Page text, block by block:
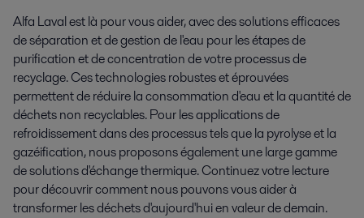
Alfa Laval est là pour vous aider, avec des solutions efficaces
de séparation et de gestion de l'eau pour les étapes de
purification et de concentration de votre processus de
recyclage. Ces technologies robustes et éprouvées
permettent de réduire la consommation d'eau et la quantité de
déchets non recyclables. Pour les applications de
refroidissement dans des processus tels que la pyrolyse et la
gazéification, nous proposons également une large gamme
de solutions d'échange thermique. Continuez votre lecture
pour découvrir comment nous pouvons vous aider à
transformer les déchets d'aujourd'hui en valeur de demain.